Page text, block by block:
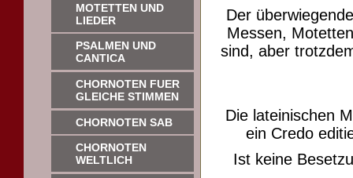
MOTETTEN UND
LIEDER
PSALMEN UND
CANTICA
CHORNOTEN FUER
GLEICHE STIMMEN
CHORNOTEN SAB
CHORNOTEN
WELTLICH
Der
Messen,
sind, aber
Die lateinischen
ein Credo
Ist keine